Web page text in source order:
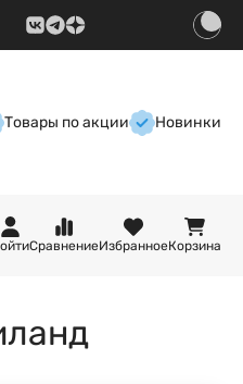
Товары по акции Новинки
СравнениеИзбранноеКорзина